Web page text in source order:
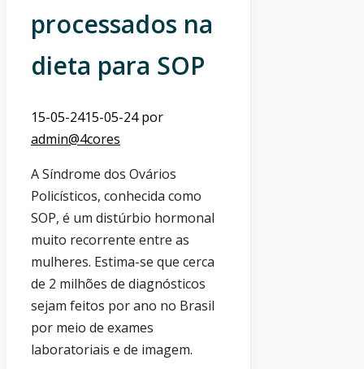
processados na
dieta para SOP
15-05-2415-05-24 por
admin@4cores
A Síndrome dos Ovários
Policísticos, conhecida como
SOP, é um distúrbio hormonal
muito recorrente entre as
mulheres. Estima-se que cerca
de 2 milhões de diagnósticos
sejam feitos por ano no Brasil
por meio de exames
laboratoriais e de imagem.